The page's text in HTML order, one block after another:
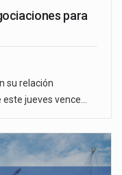
para
su relación
jueves vence…